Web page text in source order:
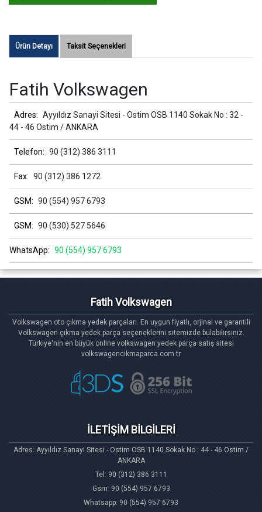
Ürün Detayı Taksit Seçenekleri
Fatih Volkswagen
Adres: Ayyıldız Sanayi Sitesi - Ostim OSB 1140 Sokak No : 32 -
44 - 46 Ostim / ANKARA
Telefon: 90 (312) 386 3111
Fax: 90 (312) 386 1272
GSM: 90 (554) 957 6793
GSM: 90 (530) 527 5646
WhatsApp: 90 (554) 957 6793
Fatih Volkswagen
Volkswagen oto çıkma yedek parçaları. En uygun fiyatlı, orjinal ve garantili
Volkswagen çıkma yedek parça seçeneklerini sitemizde bulabilirsiniz.
Türkiye'nin en büyük online volkswagen yedek parça satış sitesi
volkswagencikmaparca.com.tr
İLETİŞİM BİLGİLERİ
Adres: Ayyıldız Sanayi Sitesi - Ostim OSB 1140 Sokak No : 44 - 46 Ostim /
ANKARA
Tel: 90 (312) 386 3111
Gsm: 90 (554) 957 6793
Whatsapp: 90 (554) 957 6793